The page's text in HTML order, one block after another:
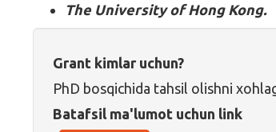
The University of Hong Kong.
Grant kimlar uchun?
PhD bosqichida tahsil olishni
Batafsil ma'lumot uchun link